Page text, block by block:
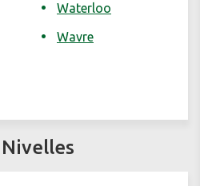
Waterloo
Wavre